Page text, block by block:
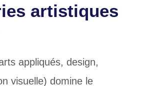
artistiques
appliqués, design,
visuelle) domine le